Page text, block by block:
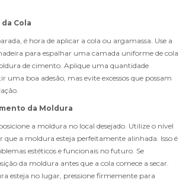
Cola
é hora de aplicar a cola ou argamassa. Use a
para espalhar uma camada uniforme de cola
de cimento. Aplique uma quantidade
uma boa adesão, mas evite excessos que possam
da Moldura
a moldura no local desejado. Utilize o nível
a moldura esteja perfeitamente alinhada. Isso é
estéticos e funcionais no futuro. Se
da moldura antes que a cola comece a secar.
esteja no lugar, pressione firmemente para